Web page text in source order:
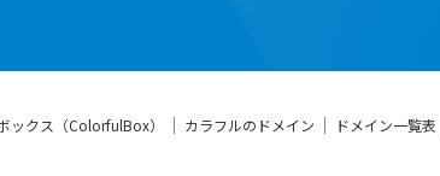
ックス（ColorfulBox） カラフルのドメイン ドメイン一覧表